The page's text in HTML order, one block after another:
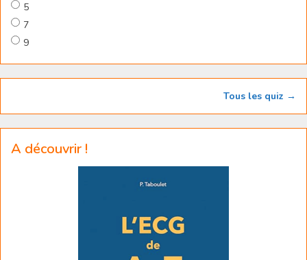
5
7
9
Tous les quiz →
A découvrir !